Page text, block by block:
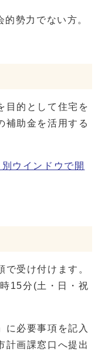
勢力でない方。
目的として住宅を
補助金を活用する
別ウインドウで開
受け付けます。
15分(土・日・祝
必要事項を記入
計画課窓口へ提出